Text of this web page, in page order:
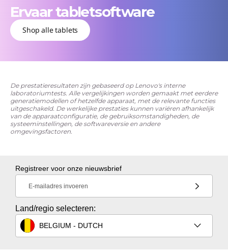
Ervaar tabletsoftware
Shop alle tablets
De prestatieresultaten zijn gebaseerd op Lenovo's interne
laboratoriumtests. Alle vergelijkingen worden gemaakt met eerdere
generatiemodellen of hetzelfde apparaat, met de relevante functies
uitgeschakeld. De werkelijke prestaties kunnen variëren afhankelijk
van de apparaatconfiguratie, de gebruiksomstandigheden, de
systeeminstellingen, de softwareversie en andere
omgevingsfactoren.
Registreer voor onze nieuwsbrief
E-mailadres invoeren
Land/regio selecteren:
BELGIUM - DUTCH